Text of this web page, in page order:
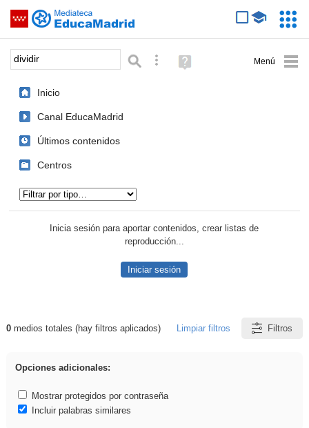
Saltar navegación
Palabra o frase: Búsqueda avanzada
Ayuda
(en
Inicio
Canal EducaMadrid
Últimos contenidos
Centros
Inicia sesión para aportar contenidos, crear listas de
reproducción...
Iniciar sesión
Resultados de: dividir
0medios totales (hay filtros aplicados) Limpiar filtros Filtros
Opciones adicionales:
Mostrar protegidos por contraseña
Incluir palabras similares